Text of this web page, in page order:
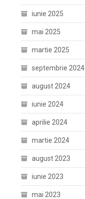
iunie 2025
mai 2025
martie 2025
septembrie 2024
august 2024
iunie 2024
aprilie 2024
martie 2024
august 2023
iunie 2023
mai 2023